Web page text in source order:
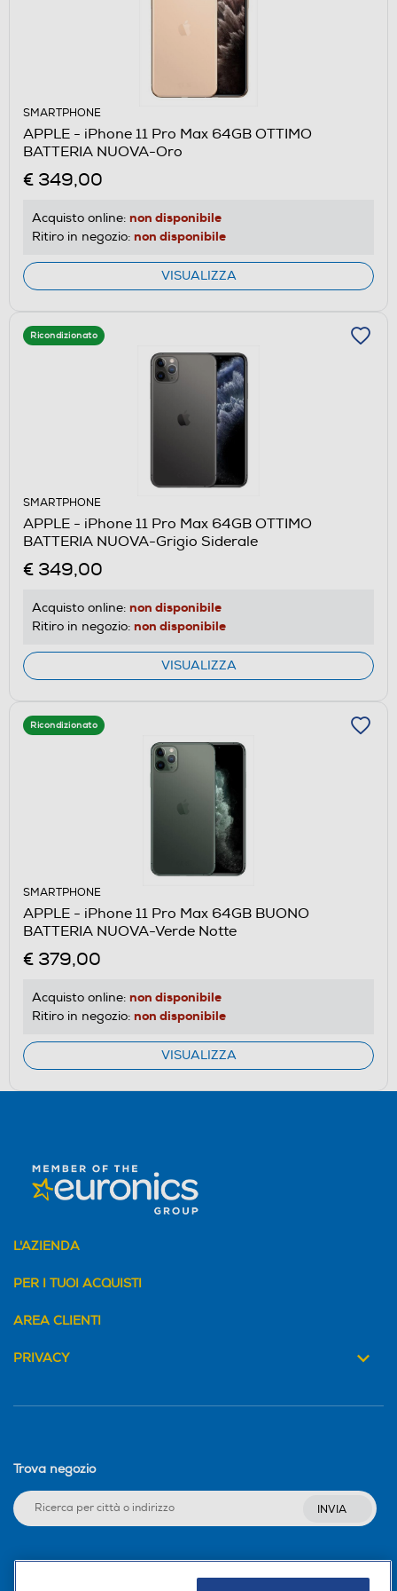
SMARTPHONE
APPLE - iPhone 11 Pro Max 64GB OTTIMO
BATTERIA NUOVA-Oro
€ 349,00
Acquisto online: non disponibile
Ritiro in negozio: non disponibile
VISUALIZZA
Ricondizionato
SMARTPHONE
APPLE - iPhone 11 Pro Max 64GB OTTIMO
BATTERIA NUOVA-Grigio Siderale
€ 349,00
Acquisto online: non disponibile
Ritiro in negozio: non disponibile
VISUALIZZA
Ricondizionato
SMARTPHONE
APPLE - iPhone 11 Pro Max 64GB BUONO
BATTERIA NUOVA-Verde Notte
€ 379,00
Acquisto online: non disponibile
Ritiro in negozio: non disponibile
VISUALIZZA
L'AZIENDA
PER I TUOI ACQUISTI
AREA CLIENTI
PRIVACY
Trova negozio
INVIA